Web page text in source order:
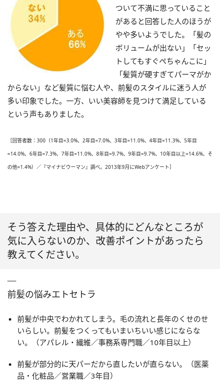
ついて不満に思っていること
があると回答した人のほうが
やや多いようでした。「髪の
ボリュームが出ない」「セッ
トしてもすぐぺちゃんこに」
「髪質が硬すぎてパーマがか
からない」など髪質に悩む人や、前髪のスタイルに迷う人が
多い印象でした。一方、いい美容師を見つけて満足している
という声もありました。
［回答者数：300（1年目=3.0%、2年目=7.0%、3年目=11.0%、4年目=11.3%、5年目
=14.0%、6年目=7.3%、7年目=11.0%、8年目=9.7%、9年目=9.7%、10年目以上=14.6%、そ
の他=1.4%）／『マイナビウーマン』調べ。2013年9月にWebアンケート］
そう答えた理由や、具体的にどんなところが
気に入らないのか、改善ポイントがあったら
教えてください。
前髪の悩みエトセトラ
前髪が中央でわかれてしまう。毛の流れと長年のくせのせ
いらしい。前髪をつくってもいまいちいい感じにならな
い。（アパレル・繊維／事務系専門職／10年目以上）
前髪が部分的に天パーだから直したいが直らない。（医薬
品・化粧品／営業職／3年目）